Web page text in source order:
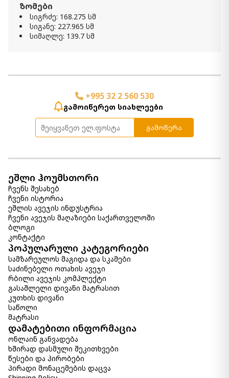
ზომები
სიგრძე: 168.275 სმ
სიგანე: 227.965 სმ
სიმაღლე: 139.7 სმ
+995 32 2 560 530
გამოიწერეთ სიახლეები
გამოწერა
ეშლი ჰოუმსთორი
ჩვენს შესახებ
ჩვენი ისტორია
ეშლის ავეჯის ინდუსტრია
ჩვენი ავეჯის მაღაზიები საქართველოში
ბლოგი
კონტაქტი
პოპულარული კატეგორიები
სამზარეულოს მაგიდა და სკამები
საძინებელი ოთახის ავეჯი
რბილი ავეჯის კომპლექტი
გასაშლელი დივანი მატრასით
კუთხის დივანი
საწოლი
მატრასი
დამატებითი ინფორმაცია
ონლაინ განვადება
ხშირად დასმული შეკითხვები
წესები და პირობები
პირადი მონაცემების დაცვა